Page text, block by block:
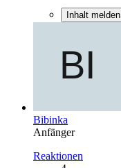
Inhalt melden
Bibinka
Anfänger
Reaktionen